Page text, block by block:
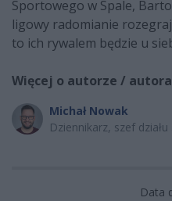
Sportowego w Spale,
ligowy radomianie
to ich rywalem będzie u
Więcej o autorze /
Michał Nowak
Dziennikarz, szef
Data